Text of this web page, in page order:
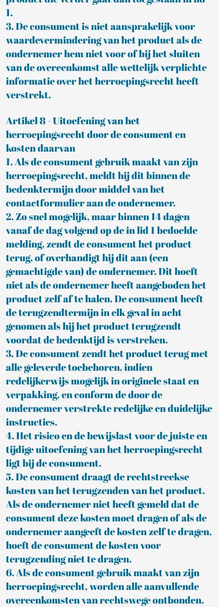
1.
3. De consument is niet aansprakelijk voor
waardevermindering van het product als de
ondernemer hem niet voor of bij het sluiten
van de overeenkomst alle wettelijk verplichte
informatie over het herroepingsrecht heeft
verstrekt.
Artikel 8 - Uitoefening van het
herroepingsrecht door de consument en
kosten daarvan
1. Als de consument gebruik maakt van zijn
herroepingsrecht, meldt hij dit binnen de
bedenktermijn door middel van het
contactformulier aan de ondernemer.
2. Zo snel mogelijk, maar binnen 14 dagen
vanaf de dag volgend op de in lid 1 bedoelde
melding, zendt de consument het product
terug, of overhandigt hij dit aan (een
gemachtigde van) de ondernemer. Dit hoeft
niet als de ondernemer heeft aangeboden het
product zelf af te halen. De consument heeft
de terugzendtermijn in elk geval in acht
genomen als hij het product terugzendt
voordat de bedenktijd is verstreken.
3. De consument zendt het product terug met
alle geleverde toebehoren, indien
redelijkerwijs mogelijk in originele staat en
verpakking, en conform de door de
ondernemer verstrekte redelijke en duidelijke
instructies.
4. Het risico en de bewijslast voor de juiste en
tijdige uitoefening van het herroepingsrecht
ligt bij de consument.
5. De consument draagt de rechtstreekse
kosten van het terugzenden van het product.
Als de ondernemer niet heeft gemeld dat de
consument deze kosten moet dragen of als de
ondernemer aangeeft de kosten zelf te dragen,
hoeft de consument de kosten voor
terugzending niet te dragen.
6. Als de consument gebruik maakt van zijn
herroepingsrecht, worden alle aanvullende
overeenkomsten van rechtswege ontbonden.